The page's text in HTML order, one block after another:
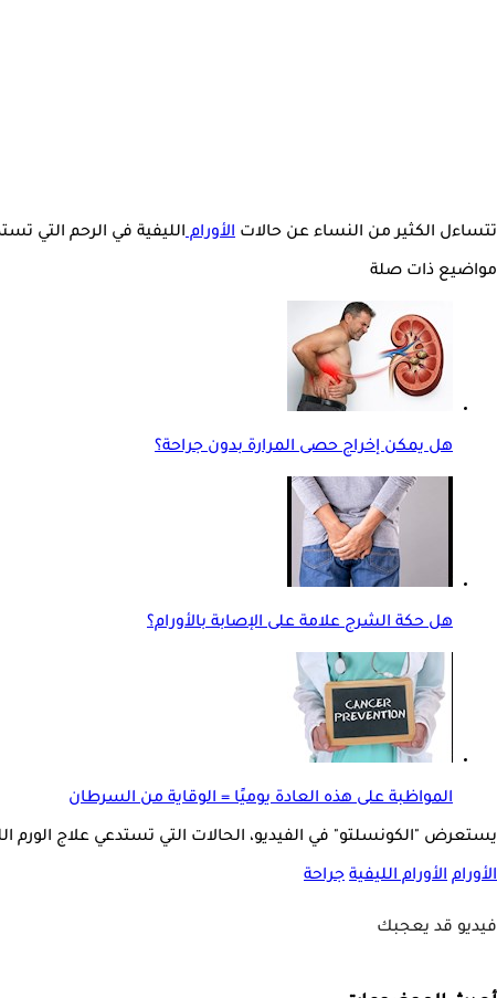
تتساءل الكثير من النساء عن حالات الأورامالليفية في الرحم التي
مواضيع ذات صلة
هل يمكن إخراج حصى المرارة بدون جراحة؟
هل حكة الشرج علامة على الإصابة بالأورام؟
المواظبة على هذه العادة يوميًا = الوقاية من السرطان
يستعرض "الكونسلتو" في الفيديو، الحالات التي تستدعي علاج الورم
الأورام الأورام الليفية جراحة
فيديو قد يعجبك